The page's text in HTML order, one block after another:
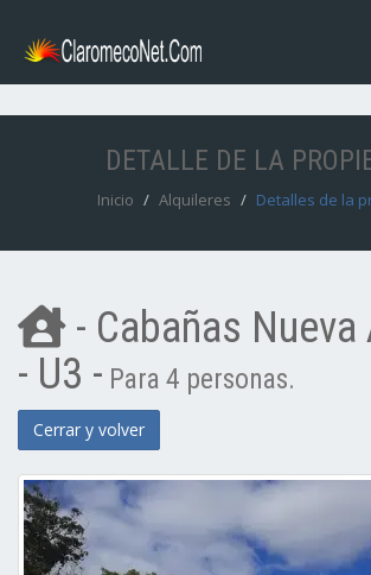
DETALLE DE LA
Inicio Alquileres Detalles de la
- Cabañas
- U3 - Para 4 personas.
Cerrar y volver